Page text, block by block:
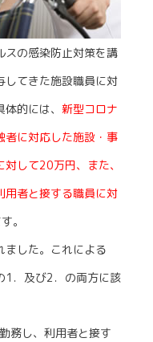
スの感染防止対策を講
してきた施設職員に対
的には、 新型コロナ
者に対応した施設・事
して20万円、また、
用者と接する職員に対
。
ました。これによる
1．及び2．の両方に該
務し、利用者と接す